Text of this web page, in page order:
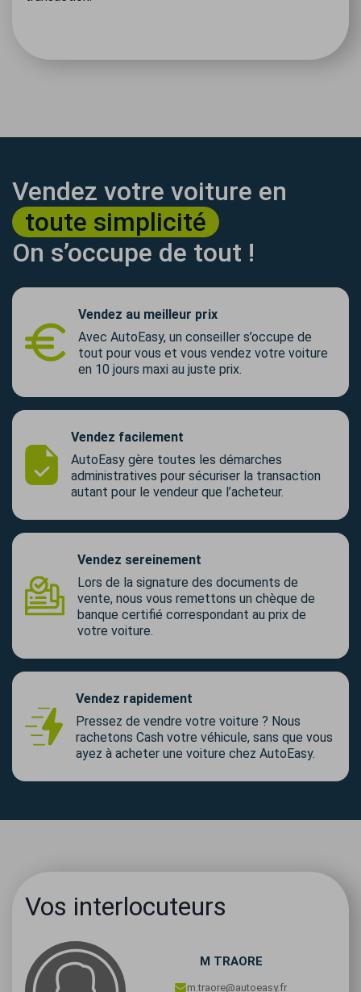
Vendez votre voiture en
toute simplicité
On s’occupe de tout !
Vendez au meilleur prix
Avec AutoEasy, un conseiller s’occupe de
tout pour vous et vous vendez votre voiture
en 10 jours maxi au juste prix.
Vendez facilement
AutoEasy gère toutes les démarches
administratives pour sécuriser la transaction
autant pour le vendeur que l’acheteur.
Vendez sereinement
Lors de la signature des documents de
vente, nous vous remettons un chèque de
banque certifié correspondant au prix de
votre voiture.
Vendez rapidement
Pressez de vendre votre voiture ? Nous
rachetons Cash votre véhicule, sans que vous
ayez à acheter une voiture chez AutoEasy.
Vos interlocuteurs
M TRAORE
m.traore@autoeasy.fr